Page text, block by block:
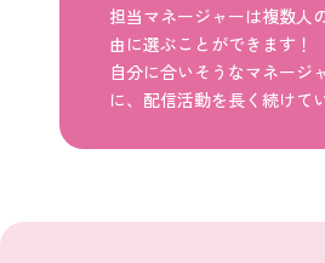
担当マネージャーは複数人
由に選ぶことができます！
自分に合いそうなマネージ
に、配信活動を長く続けて